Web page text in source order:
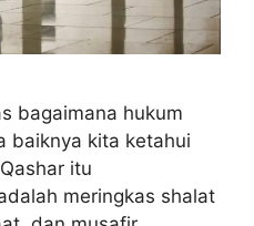
bagaimana hukum
baiknya kita ketahui
itu
meringkas shalat